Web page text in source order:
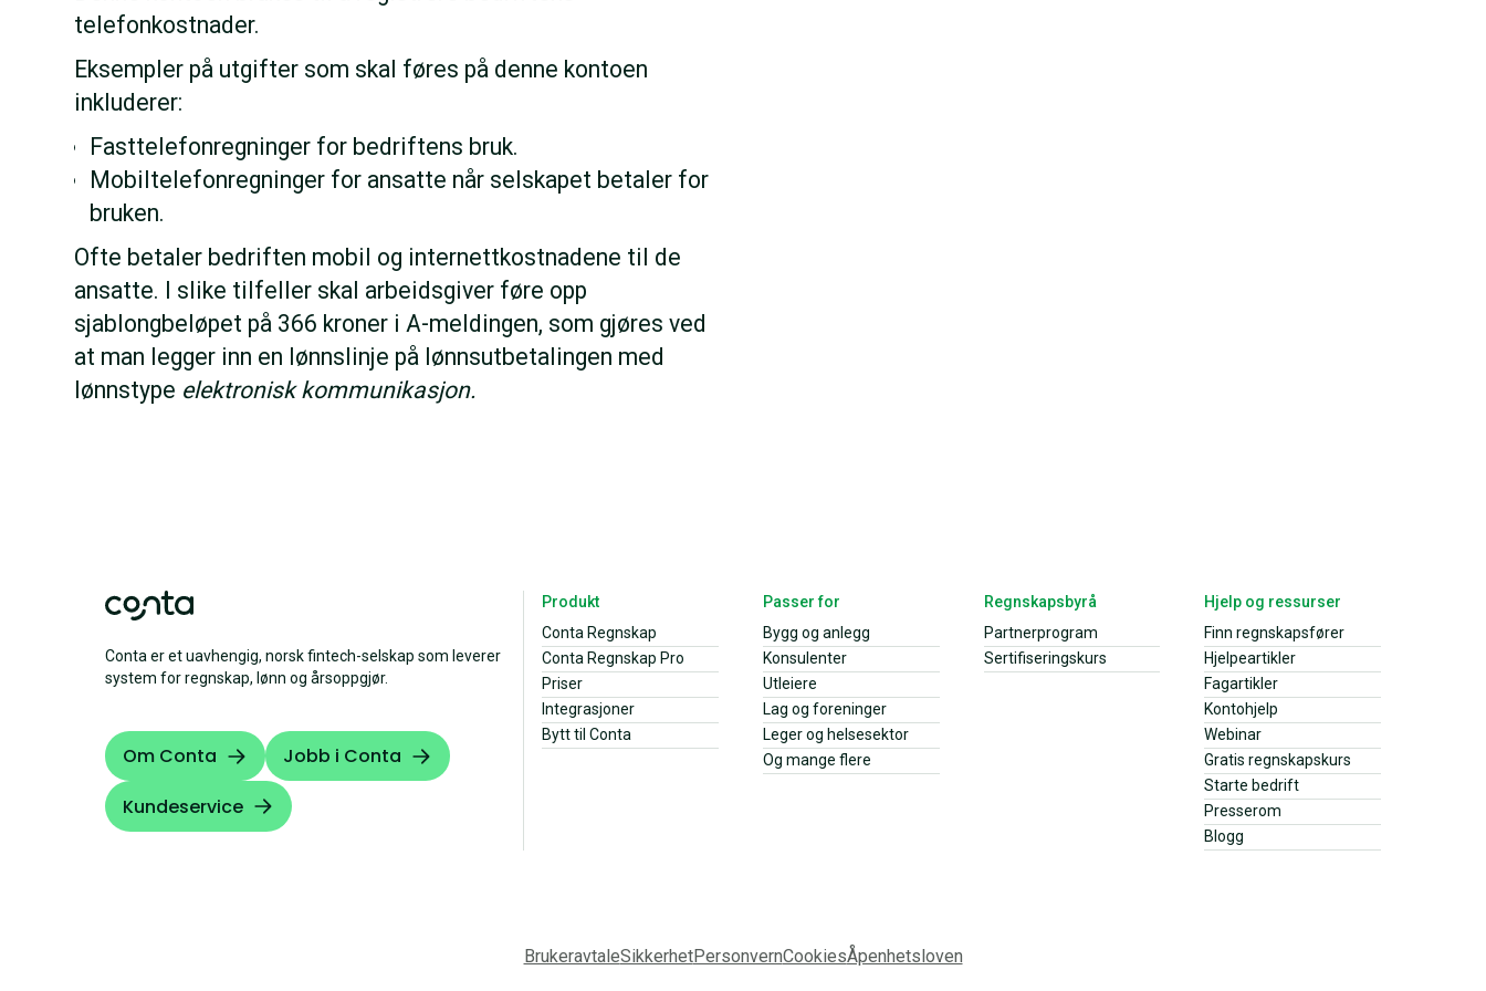
telefonkostnader.
Eksempler på utgifter som skal føres på denne kontoen
inkluderer:
Fasttelefonregninger for bedriftens bruk.
Mobiltelefonregninger for ansatte når selskapet betaler for
bruken.
Ofte betaler bedriften mobil og internettkostnadene til de
ansatte. I slike tilfeller skal arbeidsgiver føre opp
sjablongbeløpet på 366 kroner i A-meldingen, som gjøres ved
at man legger inn en lønnslinje på lønnsutbetalingen med
lønnstype elektronisk kommunikasjon.
Conta er et uavhengig, norsk fintech-selskap som leverer
system for regnskap, lønn og årsoppgjør.
Om Conta
Jobb i Conta
Kundeservice
Produkt
Conta Regnskap
Conta Regnskap Pro
Priser
Integrasjoner
Bytt til Conta
Passer for
Bygg og anlegg
Konsulenter
Utleiere
Lag og foreninger
Leger og helsesektor
Og mange flere
Regnskapsbyrå
Partnerprogram
Sertifiseringskurs
Hjelp og ressurser
Finn regnskapsfører
Hjelpeartikler
Fagartikler
Kontohjelp
Webinar
Gratis regnskapskurs
Starte bedrift
Presserom
Blogg
BrukeravtaleSikkerhetPersonvernCookiesÅpenhetsloven